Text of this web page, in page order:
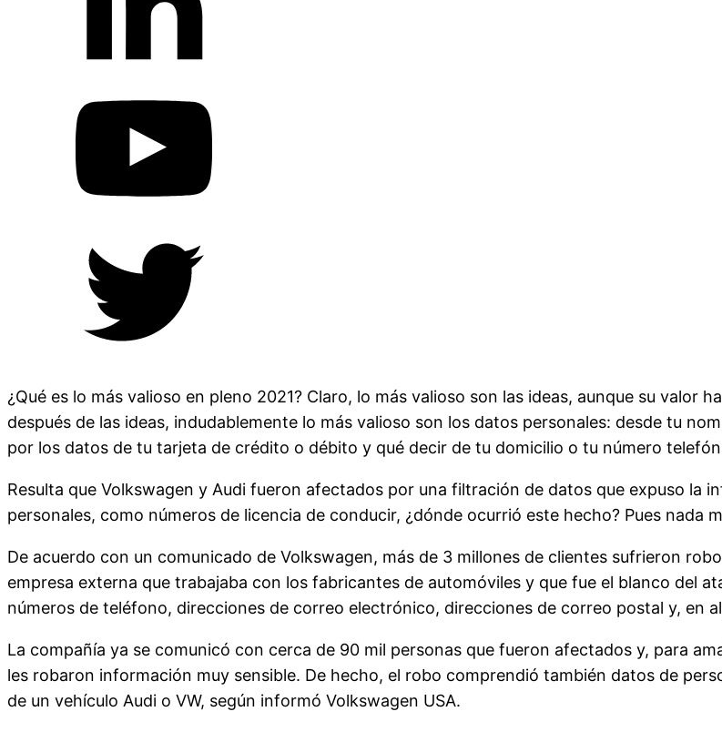
¿Qué es lo más valioso en pleno 2021? Claro, lo más valioso son las ideas, aunque su valor
después de las ideas, indudablemente lo más valioso son los datos personales: desde tu
por los datos de tu tarjeta de crédito o débito y qué decir de tu domicilio o tu número
Resulta que Volkswagen y Audi fueron afectados por una filtración de datos que expuso la
personales, como números de licencia de conducir, ¿dónde ocurrió este hecho? Pues nada
De acuerdo con un comunicado de Volkswagen, más de 3 millones de clientes sufrieron
empresa externa que trabajaba con los fabricantes de automóviles y que fue el blanco del
números de teléfono, direcciones de correo electrónico, direcciones de correo postal y, en
La compañía ya se comunicó con cerca de 90 mil personas que fueron afectados y, para
les robaron información muy sensible. De hecho, el robo comprendió también datos de
de un vehículo Audi o VW, según informó Volkswagen USA.